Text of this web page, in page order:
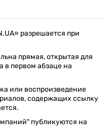
разрешается при
прямая, открытая для
в первом абзаце на
или воспроизведение
содержащих ссылку
публикуются на